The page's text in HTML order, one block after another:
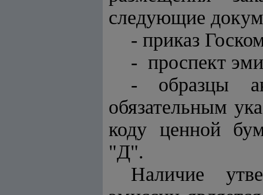
следующие
- приказ
- проспект
- образцы
обязательным
коду ценной
"Д".
Наличие